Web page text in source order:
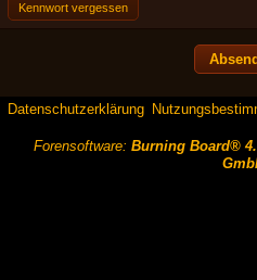
Kennwort vergessen
Datenschutzerklärung
Forensoftware: Burning Board®